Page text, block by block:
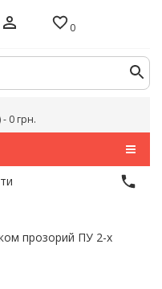
0
- 0 грн.
прозорий ПУ 2-х